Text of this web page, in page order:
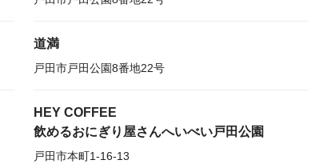
道満
戸田市戸田公園8番地22号
HEY COFFEE
飲めるおにぎり屋さんへいべい戸田公園
戸田市本町1-16-13